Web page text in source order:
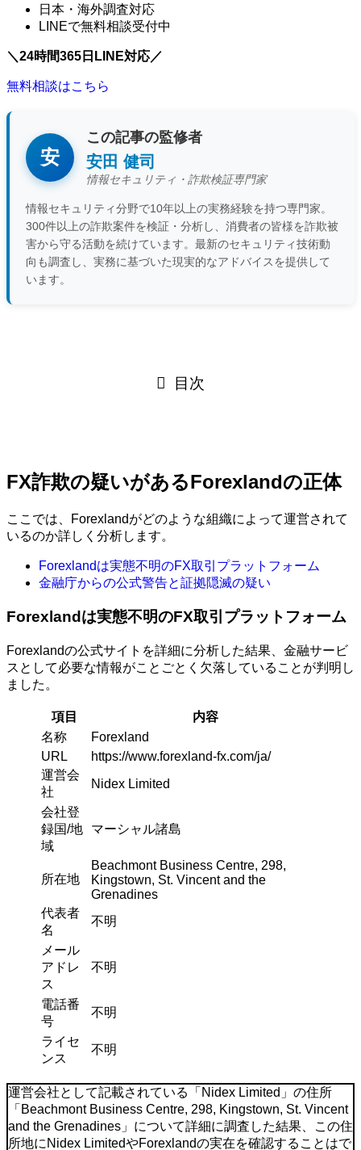
日本・海外調査対応
LINEで無料相談受付中
＼24時間365日LINE対応／
無料相談はこちら
安
この記事の監修者
安田 健司
情報セキュリティ・詐欺検証専門家
情報セキュリティ分野で10年以上の実務経験を持つ専門家。
300件以上の詐欺案件を検証・分析し、消費者の皆様を詐欺被
害から守る活動を続けています。最新のセキュリティ技術動
向も調査し、実務に基づいた現実的なアドバイスを提供して
います。
目次
FX詐欺の疑いがあるForexlandの正体
ここでは、Forexlandがどのような組織によって運営されて
いるのか詳しく分析します。
Forexlandは実態不明のFX取引プラットフォーム
金融庁からの公式警告と証拠隠滅の疑い
Forexlandは実態不明のFX取引プラットフォーム
Forexlandの公式サイトを詳細に分析した結果、金融サービ
スとして必要な情報がことごとく欠落していることが判明し
ました。
項目
内容
名称
Forexland
URL
https://www.forexland-fx.com/ja/
運営会
社
Nidex Limited
会社登
録国/地
域
マーシャル諸島
所在地
Beachmont Business Centre, 298,
Kingstown, St. Vincent and the
Grenadines
代表者
名
不明
メール
アドレ
ス
不明
電話番
号
不明
ライセ
ンス
不明
運営会社として記載されている「Nidex Limited」の住所
「Beachmont Business Centre, 298, Kingstown, St. Vincent
and the Grenadines」について詳細に調査した結果、この住
所地にNidex LimitedやForexlandの実在を確認することはで